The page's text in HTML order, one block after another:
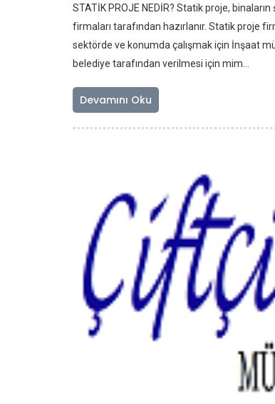
STATİK PROJE NEDİR? Statik proje,
firmaları tarafından hazırlanır. Statik proje
sektörde ve konumda çalışmak için İnşaat
belediye tarafından verilmesi için mim...
Devamını Oku